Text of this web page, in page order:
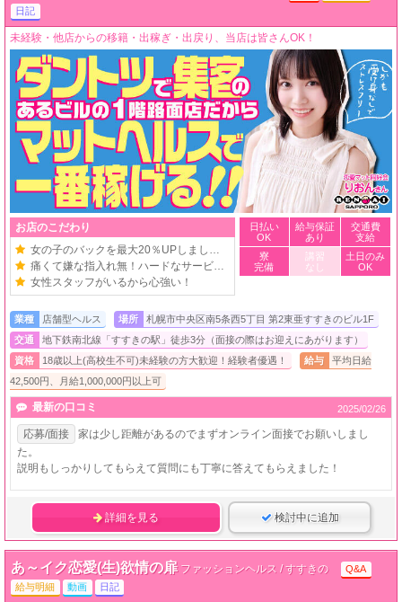
日記
未経験・他店からの移籍・出稼ぎ・出戻り、当店は皆さんOK！
お店のこだわり
女の子のバックを最大20％UPしました！
痛くて嫌な指入れ無！ハードなサービス無！
女性スタッフがいるから心強い！
日払い
OK
給与保証
あり
交通費
支給
寮
完備
講習
なし
土日のみ
OK
業種 店舗型ヘルス 場所
札幌市中央区南5条西5丁目 第2東亜すすきのビル1F
交通
地下鉄南北線「すすきの駅」徒歩3分（面接の際はお迎えにあがります）
資格
18歳以上(高校生不可)未経験の方大歓迎！経験者優遇！ 給与
平均日給
42,500円、月給1,000,000円以上可
最新の口コミ 2025/02/26
応募/面接
家は少し距離があるのでまずオンライン面接でお願いしまし
た。
説明もしっかりしてもらえて質問にも丁寧に答えてもらえました！
詳細を見る 検討中に追加
あ～イク恋愛(生)欲情の扉 ファッションヘルス / すすきの
Q&A
給与明細
動画 日記